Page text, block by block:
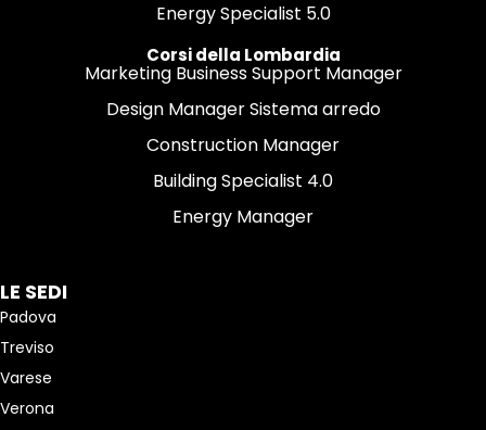
Energy Specialist 5.0
Corsi della Lombardia
Marketing Business Support Manager
Design Manager Sistema arredo
Construction Manager
Building Specialist 4.0
Energy Manager
LE SEDI
Padova
Treviso
Varese
Verona